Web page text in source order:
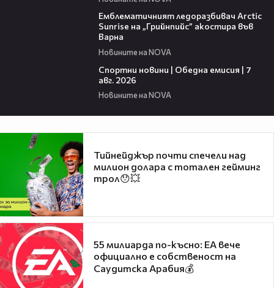
Емблематичният ледоразбивач Arctic
Sunrise на „Грийнпийс” акостира във
Варна
Новините на NOVA
Спортни новини | Обедна емисия | 7
aвг. 2026
Новините на NOVA
Тийнейджър почти спечели над
милион долара с тотален гейминг
трол😯💥
55 милиарда по-късно: EA вече
официално е собственост на
Саудитска Арабия💰